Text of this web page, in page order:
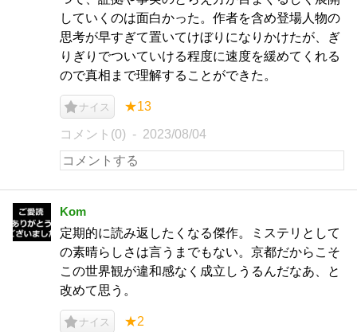
していくのは面白かった。作者を含め登場人物の
思考が早すぎて置いてけぼりになりかけたが、ぎ
りぎりでついていける程度に速度を緩めてくれる
ので真相まで理解することができた。
ナイス ★13
コメント(0) 2023/08/04
Kom
定期的に読み返したくなる傑作。ミステリとして
の素晴らしさは言うまでもない。京都だからこそ
この世界観が違和感なく成立しうるんだなあ、と
改めて思う。
ナイス ★2